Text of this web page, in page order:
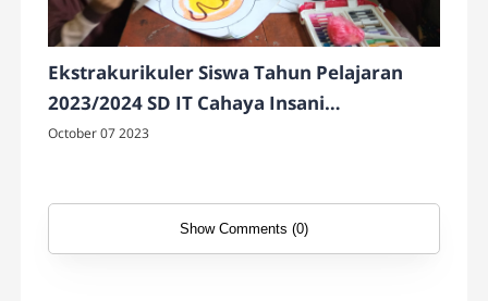
Ekstrakurikuler Siswa Tahun Pelajaran
2023/2024 SD IT Cahaya Insani
Temanggung
October 07 2023
Show Comments (0)